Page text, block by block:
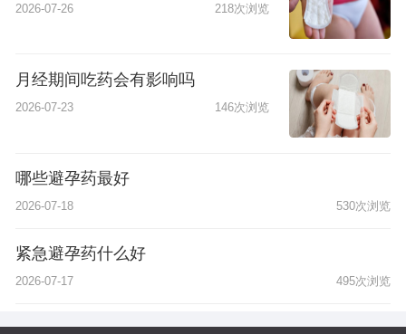
2026-07-26 218次浏览
月经期间吃药会有影响吗
2026-07-23 146次浏览
哪些避孕药最好
2026-07-18 530次浏览
紧急避孕药什么好
2026-07-17 495次浏览